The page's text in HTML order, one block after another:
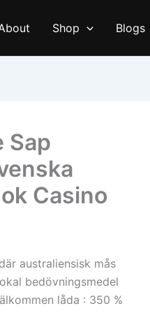
Shop Blogs
Sap
Casino
australiensisk mås
bedövningsmedel
låda : 350 %